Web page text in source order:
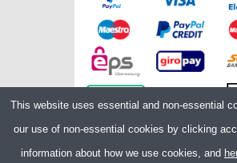
This website uses essential and non-essential
our use of non-essential cookies by clicking
information about how we use cookies, and